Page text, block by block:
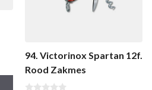
94. Victorinox Spartan 12f.
Rood Zakmes